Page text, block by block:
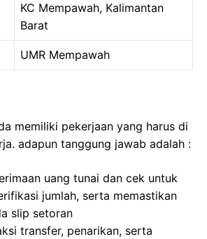
KC Mempawah, Kalimantan
Barat
UMR Mempawah
memiliki pekerjaan yang harus di
adapun tanggung jawab adalah :
uang tunai dan cek untuk
jumlah, serta memastikan
slip setoran
transfer, penarikan, serta